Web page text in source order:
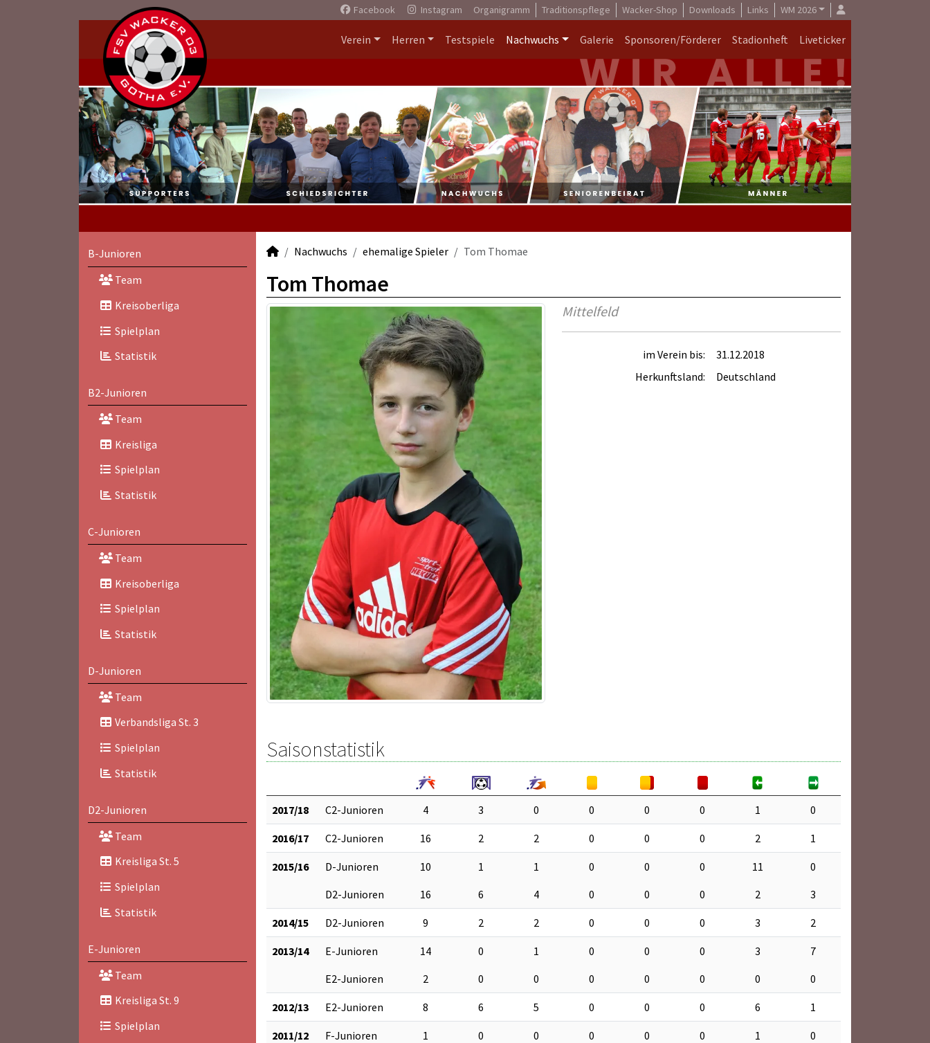
Facebook Instagram Organigramm Traditionspflege Wacker-Shop Downloads Links WM 2026
Verein Herren Testspiele Nachwuchs Galerie Sponsoren/Förderer Stadionheft Liveticker
B-Junioren
Team
Kreisoberliga
Spielplan
Statistik
B2-Junioren
Team
Kreisliga
Spielplan
Statistik
C-Junioren
Team
Kreisoberliga
Spielplan
Statistik
D-Junioren
Team
Verbandsliga St. 3
Spielplan
Statistik
D2-Junioren
Team
Kreisliga St. 5
Spielplan
Statistik
E-Junioren
Team
Kreisliga St. 9
Spielplan
Nachwuchs ehemalige Spieler Tom Thomae
Tom Thomae
Mittelfeld
im Verein bis:
31.12.2018
Herkunftsland:
Deutschland
Saisonstatistik
2017/18 C2-Junioren 4 3 0 0 0 0 1 0
2016/17 C2-Junioren 16 2 2 0 0 0 2 1
2015/16 D-Junioren 10 1 1 0 0 0 11
0
D2-Junioren
16 6 4 0 0 0 2 3
2014/15 D2-Junioren 9 2 2 0 0 0 3 2
2013/14 E-Junioren 14 0 1 0 0 0 3
7
E2-Junioren
2 0 0 0 0 0 0 0
2012/13 E2-Junioren 8 6 5 0 0 0 6 1
2011/12 F-Junioren 1 0 0 0 0 0 1 0